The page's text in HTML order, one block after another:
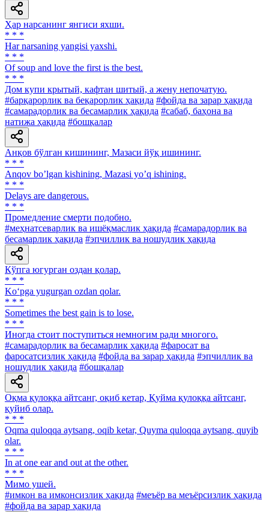
Ҳар нарсанинг янгиси яхши.
* * *
Har narsaning yangisi yaxshi.
* * *
Of soup and love the first is the best.
* * *
Дом купи крытый, кафтан шитый, а жену непочатую.
#барқарорлик ва беқарорлик ҳақида #фойда ва зарар ҳақида
#самарадорлик ва бесамарлик ҳақида #сабаб, баҳона ва
натижа ҳақида #бошқалар
Анқов бўлган кишининг, Мазаси йўқ ишининг.
* * *
Аnqov boʼlgan kishining, Mazasi yoʼq ishining.
* * *
Delays are dangerous.
* * *
Промедление смерти подобно.
#меҳнатсеварлик ва ишёқмаслик ҳақида #самарадорлик ва
бесамарлик ҳақида #эпчиллик ва ношудлик ҳақида
Кўпга югурган оздан қолар.
* * *
Ko‘pga yugurgan ozdan qolar.
* * *
Sometimes the best gain is to lose.
* * *
Иногда стоит поступиться немногим ради многого.
#самарадорлик ва бесамарлик ҳақида #фаросат ва
фаросатсизлик ҳақида #фойда ва зарар ҳақида #эпчиллик ва
ношудлик ҳақида #бошқалар
Оқма қулоққа айтсанг, оқиб кетар, Қуйма қулоққа айтсанг,
қуйиб олар.
* * *
Oqma quloqqa aytsang, oqib ketar, Quyma quloqqa aytsang, quyib
olar.
* * *
In at one ear and out at the other.
* * *
Мимо ушей.
#имкон ва имконсизлик ҳақида #меъёр ва меъёрсизлик ҳақида
#фойда ва зарар ҳақида